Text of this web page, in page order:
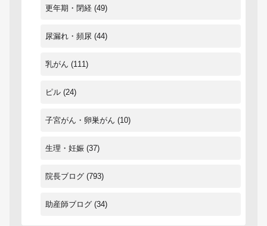
更年期・閉経 (49)
尿漏れ・頻尿 (44)
乳がん (111)
ピル (24)
子宮がん・卵巣がん (10)
生理・妊娠 (37)
院長ブログ (793)
助産師ブログ (34)